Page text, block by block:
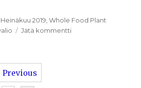
2019 ,Whole Food Plant
Jätä kommenttiartikkeliin
Previous